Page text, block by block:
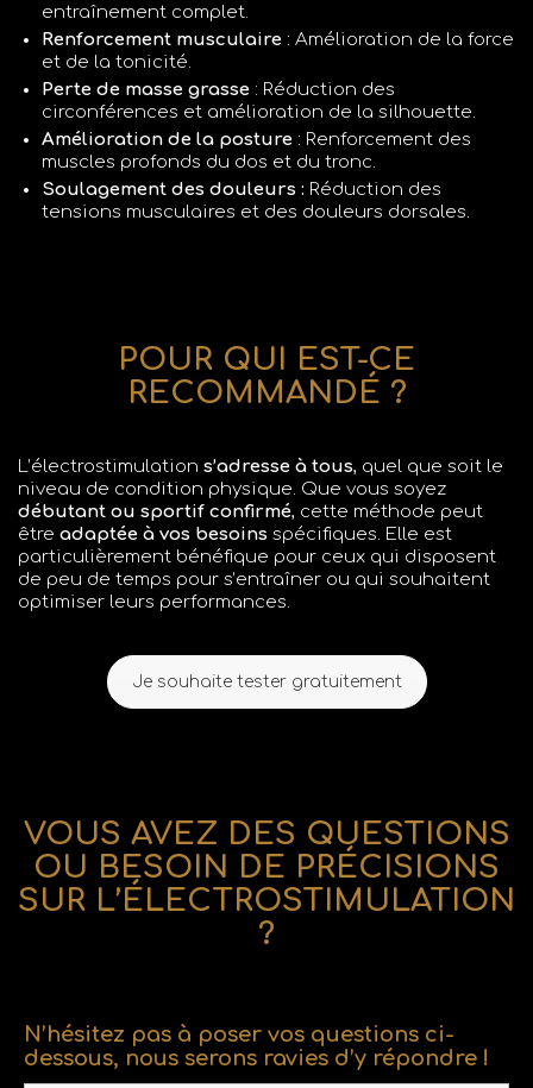
entraînement complet.
Renforcement musculaire : Amélioration de la force
et de la tonicité.
Perte de masse grasse : Réduction des
circonférences et amélioration de la silhouette.
Amélioration de la posture : Renforcement des
muscles profonds du dos et du tronc.
Soulagement des douleurs : Réduction des
tensions musculaires et des douleurs dorsales.
POUR QUI EST-CE
RECOMMANDÉ ?
L’électrostimulation s’adresse à tous, quel que soit le
niveau de condition physique. Que vous soyez
débutant ou sportif confirmé, cette méthode peut
être adaptée à vos besoins spécifiques. Elle est
particulièrement bénéfique pour ceux qui disposent
de peu de temps pour s’entraîner ou qui souhaitent
optimiser leurs performances.
Je souhaite tester gratuitement
VOUS AVEZ DES QUESTIONS
OU BESOIN DE PRÉCISIONS
SUR L’ÉLECTROSTIMULATION
?
N’hésitez pas à poser vos questions ci-
dessous, nous serons ravies d’y répondre !